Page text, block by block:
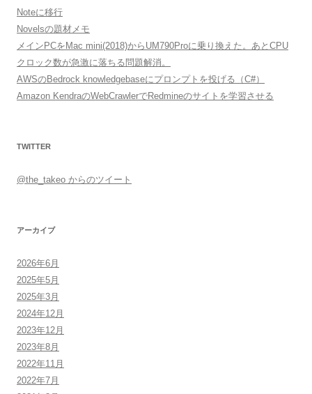
Noteに移行
Novelsの題材メモ
メインPCをMac mini(2018)からUM790Proに乗り換えた。あとCPU
クロック数が急激に落ちる問題解消。
AWSのBedrock knowledgebaseにプロンプトを投げる（C#）
Amazon KendraのWebCrawlerでRedmineのサイトを学習させる
TWITTER
@the_takeo からのツイート
アーカイブ
2026年6月
2025年5月
2025年3月
2024年12月
2023年12月
2023年8月
2022年11月
2022年7月